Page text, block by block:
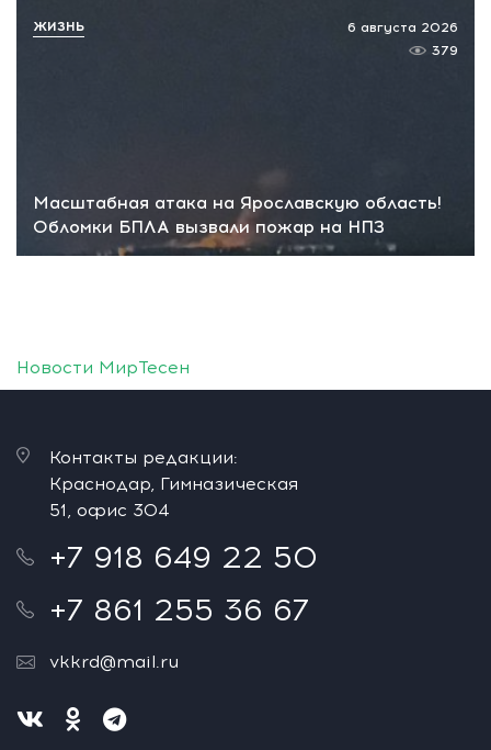
Масштабная атака на Ярославскую область!
Обломки БПЛА вызвали пожар на НПЗ
6 августа 2026
379
ЖИЗНЬ
Новости МирТесен
Контакты редакции:
Краснодар, Гимназическая
51, офис 304
+7 918 649 22 50
+7 861 255 36 67
vkkrd@mail.ru